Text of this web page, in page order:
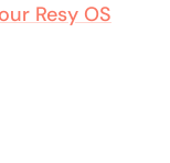
Resy OS